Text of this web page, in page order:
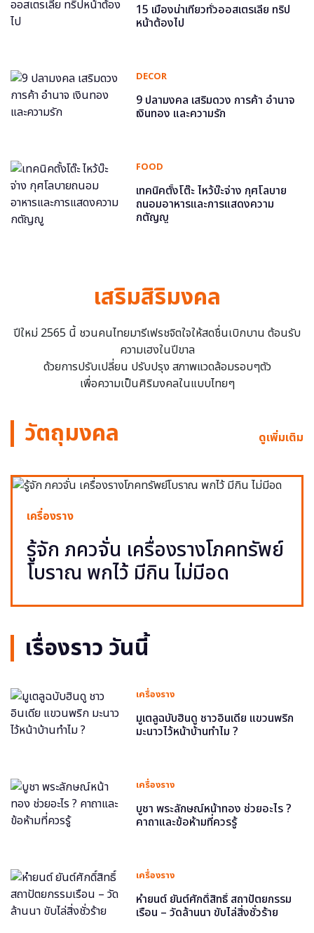
15 เมืองน่าเที่ยวทั่วออสเตรเลีย ทริป
หน้าต้องไป
DECOR
9 ปลามงคล เสริมดวง การค้า อำนาจ
เงินทอง และความรัก
FOOD
เทคนิคตั้งโต๊ะ ไหว้บ๊ะจ่าง กุศโลบาย
ถนอมอาหารและการแสดงความ
กตัญญู
เสริมสิริมงคล
ปีใหม่ 2565 นี้ ชวนคนไทยมารีเฟรชจิตใจให้สดชื่นเบิกบาน ต้อนรับ
ความเฮงในปีขาล
ด้วยการปรับเปลี่ยน ปรับปรุง สภาพแวดล้อมรอบๆตัว
เพื่อความเป็นศิริมงคลในแบบไทยๆ
วัตถุมงคล ดูเพิ่มเติม
เครื่องราง
รู้จัก ภควจั่น เครื่องรางโภคทรัพย์
โบราณ พกไว้ มีกิน ไม่มีอด
เรื่องราว วันนี้
เครื่องราง
มูเตลูฉบับฮินดู ชาวอินเดีย แขวนพริก
มะนาวไว้หน้าบ้านทำไม ?
เครื่องราง
บูชา พระลักษณ์หน้าทอง ช่วยอะไร ?
คาถาและข้อห้ามที่ควรรู้
เครื่องราง
หำยนต์ ยันต์ศักดิ์สิทธิ์ สถาปัตยกรรม
เรือน – วัดล้านนา ขับไล่สิ่งชั่วร้าย